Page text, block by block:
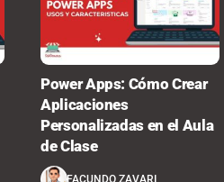
Power Apps: Cómo Crear
Aplicaciones
Personalizadas en el Aula
de Clase
FACUNDO ZAVARI